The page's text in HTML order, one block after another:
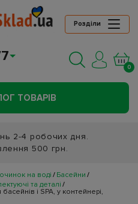
Розділи
0
ТОВАРIВ
2-4 робочих дня.
500 грн.
на воді
Басейни
та деталі
і SPA, у контейнері,